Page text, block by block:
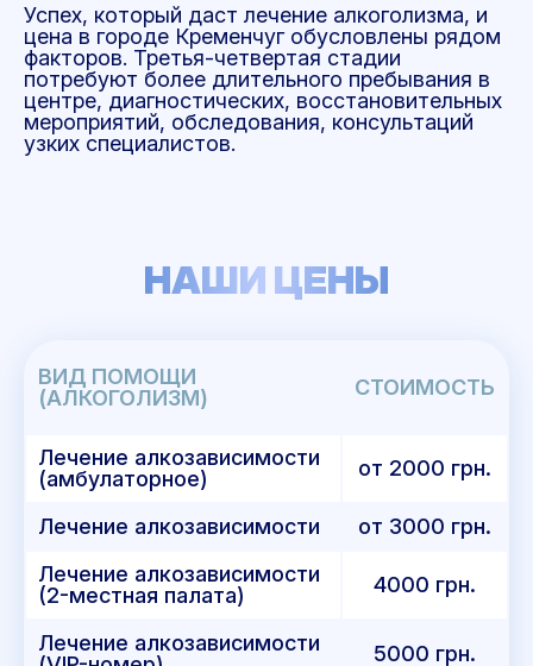
Успех, который даст лечение алкоголизма, и
цена в городе Кременчуг обусловлены рядом
факторов. Третья-четвертая стадии
потребуют более длительного пребывания в
центре, диагностических, восстановительных
мероприятий, обследования, консультаций
узких специалистов.
НАШИ ЦЕНЫ
ВИД ПОМОЩИ
(АЛКОГОЛИЗМ)
СТОИМОСТЬ
Лечение алкозависимости
(амбулаторное)
от 2000 грн.
Лечение алкозависимости
от 3000 грн.
Лечение алкозависимости
(2-местная палата)
4000 грн.
Лечение алкозависимости
5000 грн.